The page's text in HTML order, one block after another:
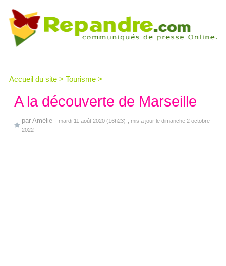
Accueil du site > Tourisme >
A la découverte de Marseille
par Amélie - mardi 11 août 2020 (16h23)
, mis a jour le dimanche 2 octobre
2022